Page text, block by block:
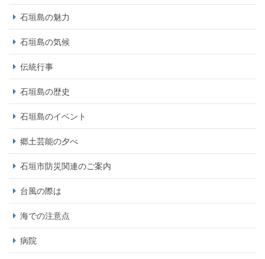
石垣島の魅力
石垣島の気候
伝統行事
石垣島の歴史
石垣島のイベント
郷土芸能の夕べ
石垣市防災関連のご案内
台風の際は
海での注意点
病院